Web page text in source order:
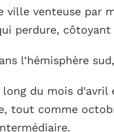
ville venteuse par
perdure, côtoyant
l’hémisphère
long du mois
tout comme